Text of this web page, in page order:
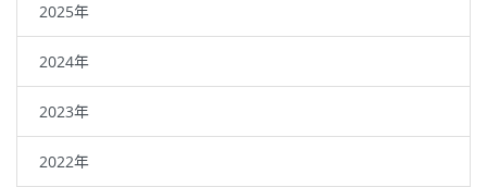
2025年
2024年
2023年
2022年